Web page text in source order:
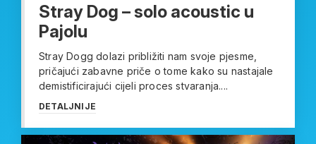
Stray Dog – solo acoustic u
Pajolu
Stray Dogg dolazi približiti nam svoje pjesme,
pričajući zabavne priče o tome kako su nastajale
demistificirajući cijeli proces stvaranja....
DETALJNIJE